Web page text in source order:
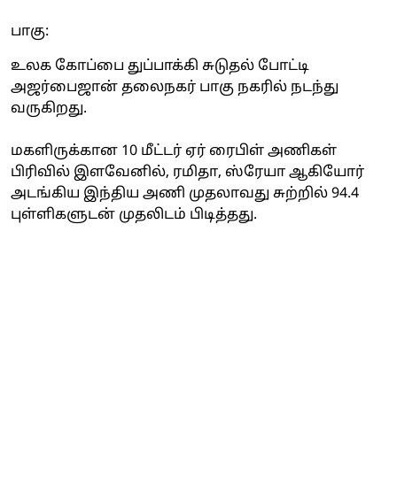
பாகு:
உலக கோப்பை துப்பாக்கி சுடுதல் போட்டி
அஜர்பைஜான் தலைநகர் பாகு நகரில் நடந்து
வருகிறது.
மகளிருக்கான 10 மீட்டர் ஏர் ரைபிள் அணிகள்
பிரிவில் இளவேனில், ரமிதா, ஸ்ரேயா ஆகியோர்
அடங்கிய இந்திய அணி முதலாவது சுற்றில் 94.4
புள்ளிகளுடன் முதலிடம் பிடித்தது.